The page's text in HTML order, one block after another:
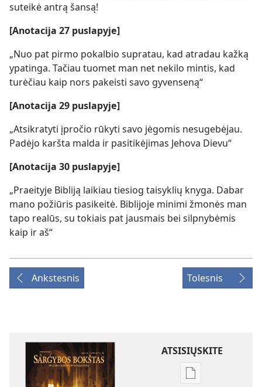
suteikė antrą šansą!
[Anotacija 27 puslapyje]
„Nuo pat pirmo pokalbio supratau, kad atradau kažką
ypatinga. Tačiau tuomet man net nekilo mintis, kad
turėčiau kaip nors pakeisti savo gyvenseną“
[Anotacija 29 puslapyje]
„Atsikratyti įpročio rūkyti savo jėgomis nesugebėjau.
Padėjo karšta malda ir pasitikėjimas Jehova Dievu“
[Anotacija 30 puslapyje]
„Praeityje Bibliją laikiau tiesiog taisyklių knyga. Dabar
mano požiūris pasikeitė. Biblijoje minimi žmonės man
tapo realūs, su tokiais pat jausmais bei silpnybėmis
kaip ir aš“
Ankstesnis Tolesnis
ATSISIŲSKITE
Skaitmeninių